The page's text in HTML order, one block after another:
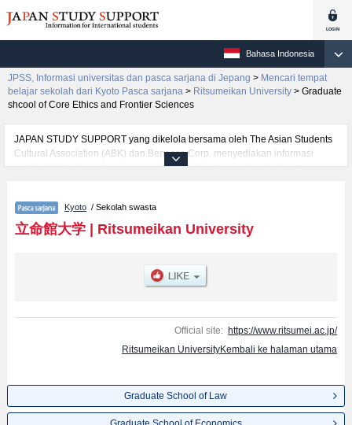
Bahasa Indonesia
JPSS, Informasi universitas dan pasca sarjana di Jepang > Mencari tempat
belajar sekolah dari Kyoto Pasca sarjana > Ritsumeikan University > Graduate
shcool of Core Ethics and Frontier Sciences
JAPAN STUDY SUPPORT yang dikelola bersama oleh The Asian Students
Cultural Association (ABK) dan Benesse Corp. menyediakan informasi
sekitar 1300 universitas, pascasarjana, universitas yunior, akademi
informasi per jurusan riset seperti %% research %%, serta berbagai
informasi yang berguna bagi mahasiswa(i) mancanegara seperti kuota
untuk jumlah pendaftar dan jumlah kelulusan ujian masuk mahasiswa(i)
jalan, dan lainnya. Silakan memanfaatkannya.
Kyoto / Sekolah swasta
立命館大学| Ritsumeikan University
Official site: https://www.ritsumei.ac.jp/
Ritsumeikan UniversityKembali ke halaman utama
Graduate School of Law